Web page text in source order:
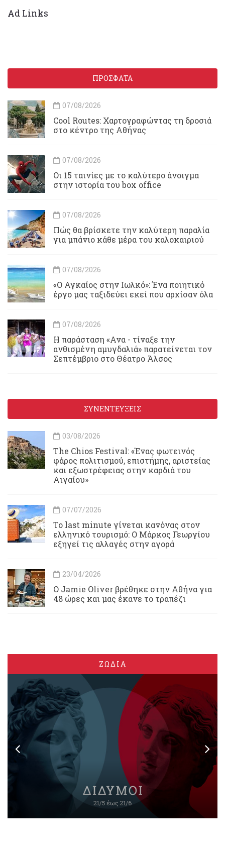
Ad Links
ΠΡΟΣΦΑΤΑ
07/08/2026
Cool Routes: Χαρτογραφώντας τη δροσιά
στο κέντρο της Αθήνας
07/08/2026
Οι 15 ταινίες με το καλύτερο άνοιγμα
στην ιστορία του box office
07/08/2026
Πώς θα βρίσκετε την καλύτερη παραλία
για μπάνιο κάθε μέρα του καλοκαιριού
07/08/2026
«Ο Αγκαίος στην Ιωλκό»: Ένα ποιητικό
έργο μας ταξιδεύει εκεί που αρχίσαν όλα
07/08/2026
Η παράσταση «Ανα - τίναξε την
ανθισμένη αμυγδαλιά» παρατείνεται τον
Σεπτέμβριο στο Θέατρο Άλσος
ΣΥΝΕΝΤΕΥΞΕΙΣ
03/08/2026
Τhe Chios Festival: «Ένας φωτεινός
φάρος πολιτισμού, επιστήμης, αριστείας
και εξωστρέφειας στην καρδιά του
Αιγαίου»
07/07/2026
Το last minute γίνεται κανόνας στον
ελληνικό τουρισμό: Ο Μάρκος Γεωργίου
εξηγεί τις αλλαγές στην αγορά
23/04/2026
Ο Jamie Oliver βρέθηκε στην Αθήνα για
48 ώρες και μας έκανε το τραπέζι
ΖΩΔΙΑ